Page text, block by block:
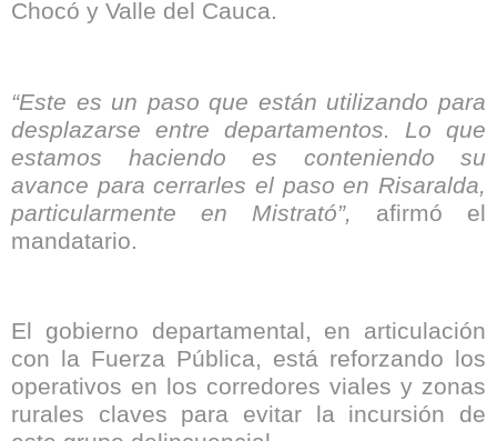
Chocó y Valle del Cauca.
“Este es un paso que están utilizando para
desplazarse entre departamentos. Lo que
estamos haciendo es conteniendo su
avance para cerrarles el paso en Risaralda,
particularmente en Mistrató”, afirmó el
mandatario.
El gobierno departamental, en articulación
con la Fuerza Pública, está reforzando los
operativos en los corredores viales y zonas
rurales claves para evitar la incursión de